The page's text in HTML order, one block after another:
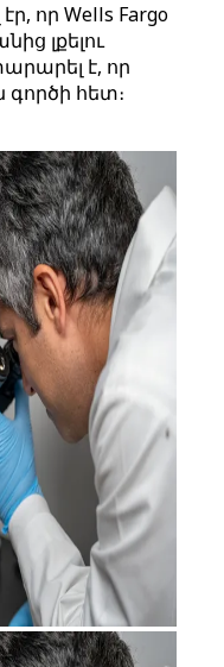
որ Wells Fargo
լքելու
է, որ
հետ։